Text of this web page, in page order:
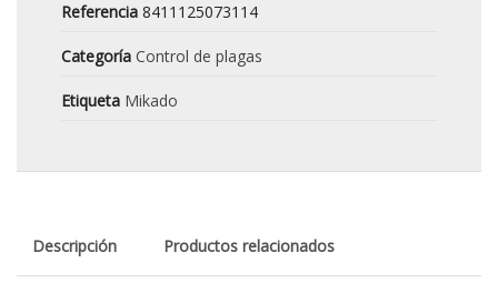
Referencia 8411125073114
Categoría Control de plagas
Etiqueta Mikado
Descripción Productos relacionados